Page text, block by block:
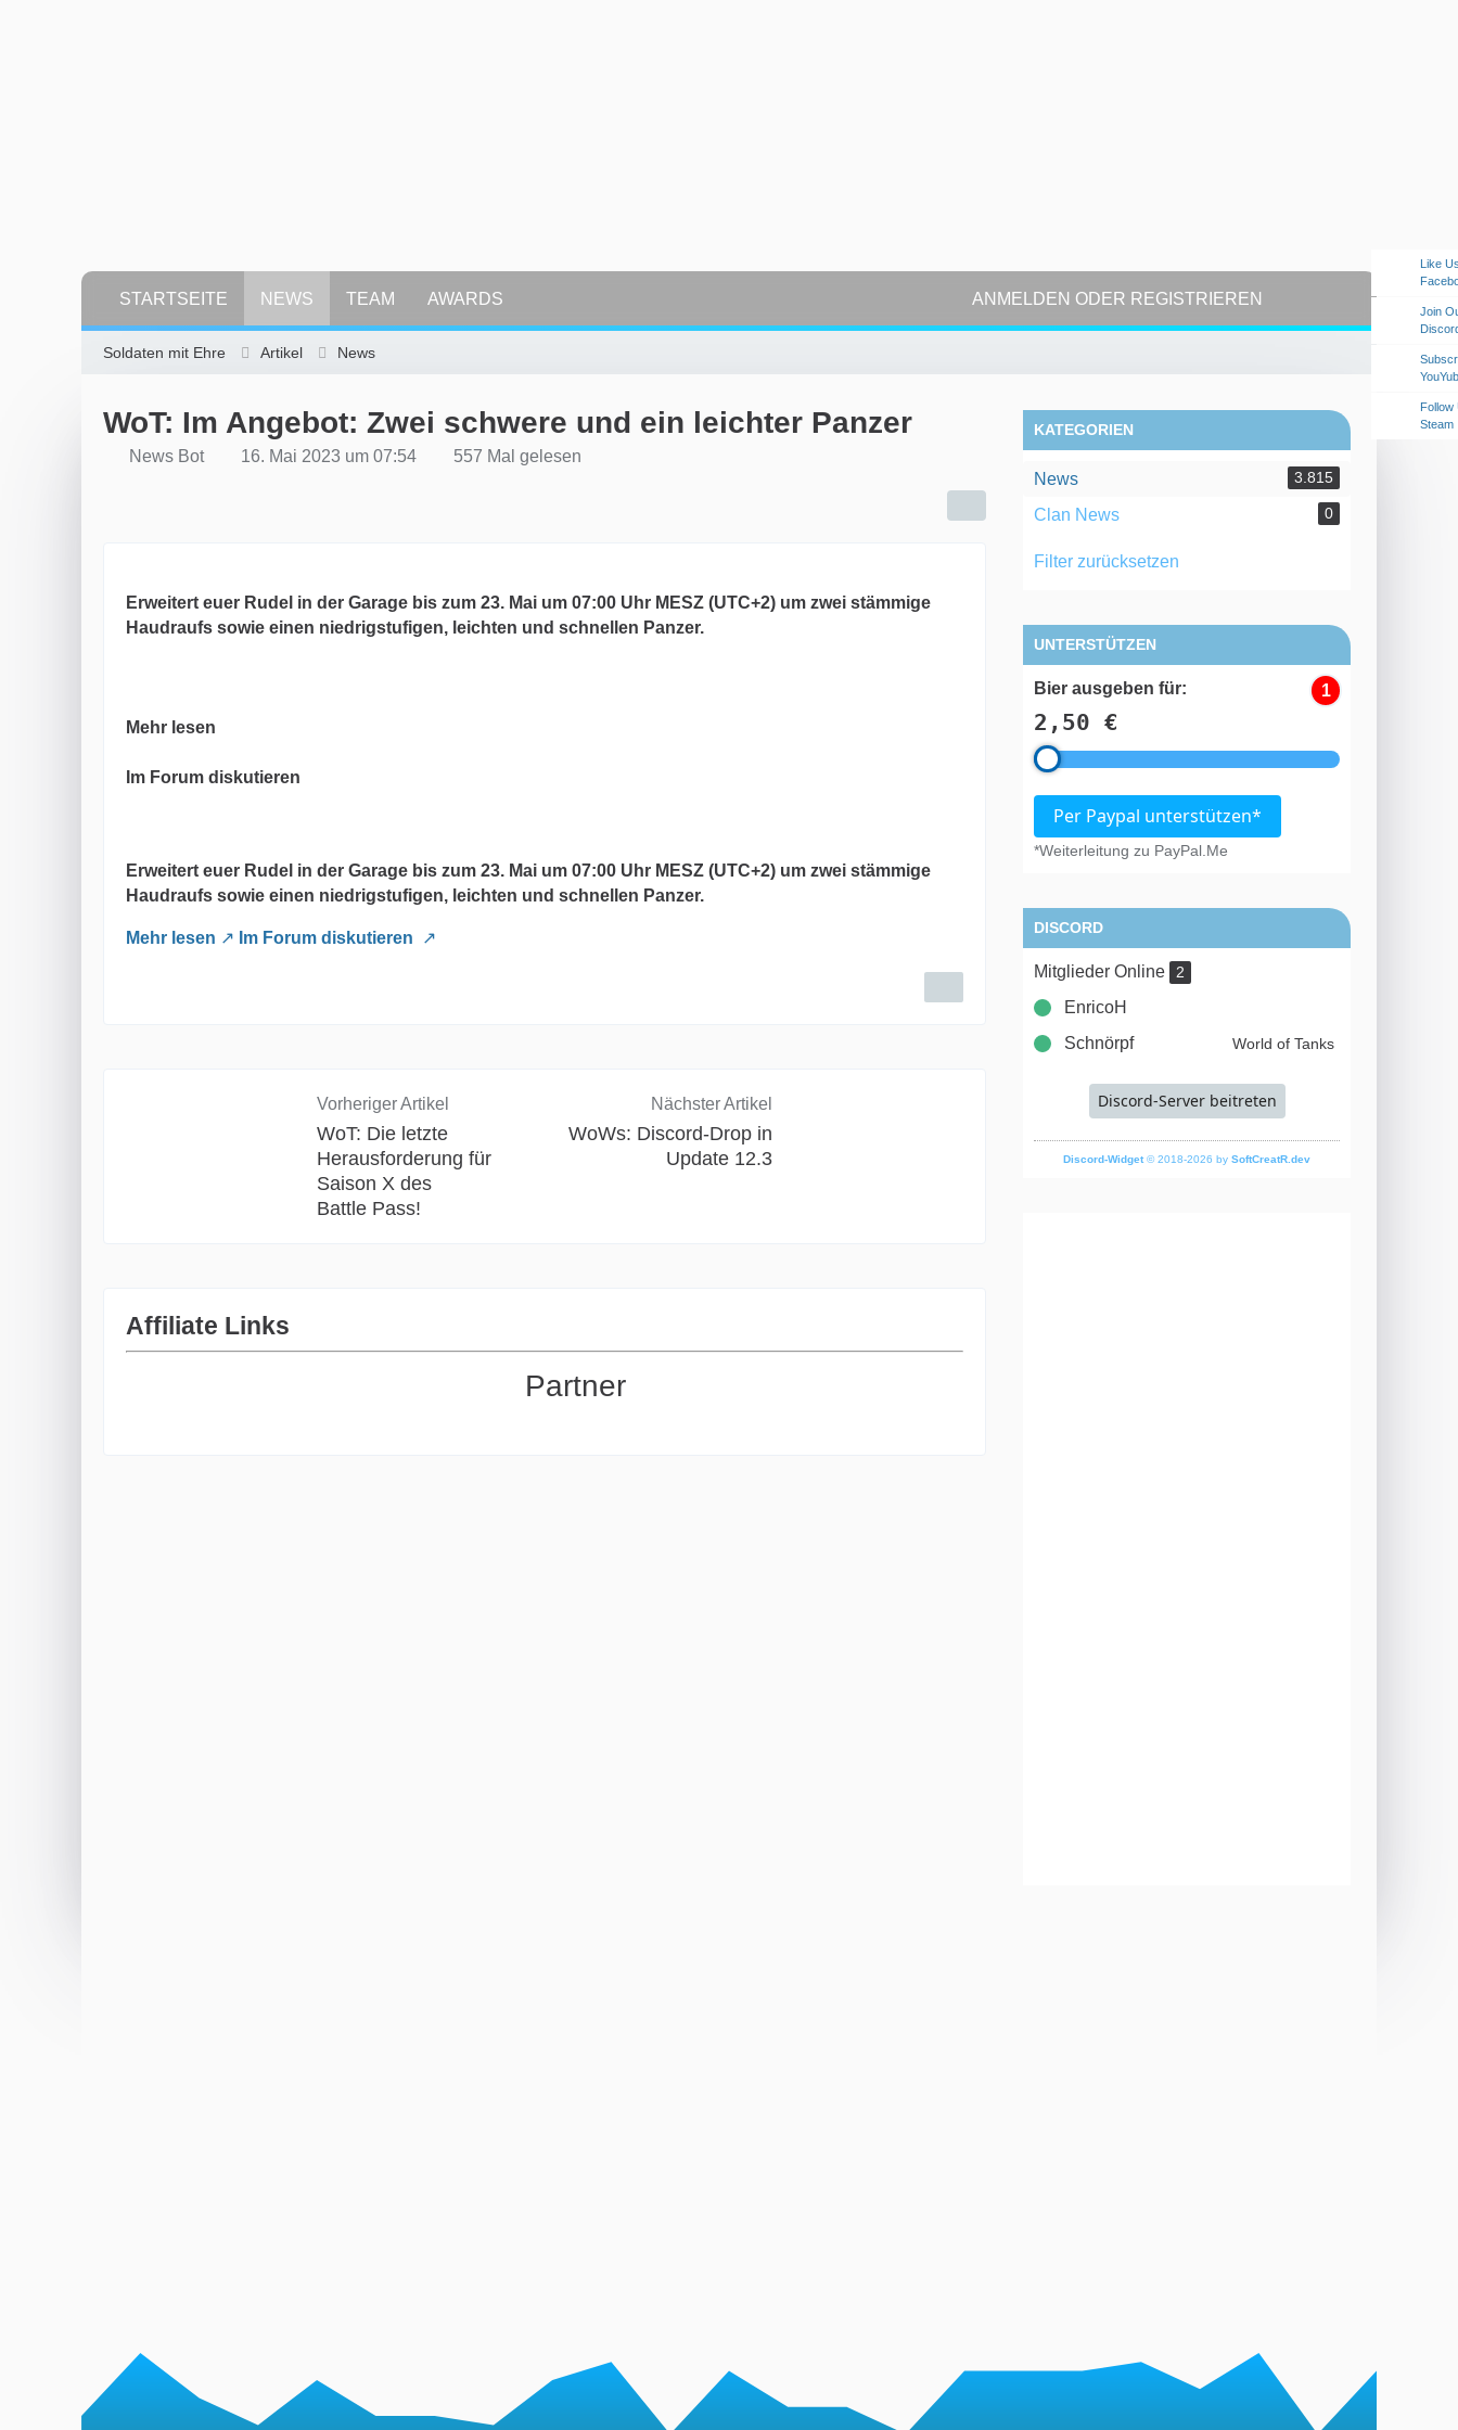
STARTSEITE NEWS TEAM AWARDS ANMELDEN ODER REGISTRIEREN
Soldaten mit Ehre Artikel News
WoT: Im Angebot: Zwei schwere und ein leichter Panzer
News Bot 16. Mai 2023 um 07:54 557 Mal gelesen
Erweitert euer Rudel in der Garage bis zum 23. Mai um 07:00 Uhr MESZ (UTC+2) um zwei stämmige
Haudraufs sowie einen niedrigstufigen, leichten und schnellen Panzer.
Mehr lesen
Im Forum diskutieren
Erweitert euer Rudel in der Garage bis zum 23. Mai um 07:00 Uhr MESZ (UTC+2) um zwei stämmige
Haudraufs sowie einen niedrigstufigen, leichten und schnellen Panzer.
Mehr lesen Im Forum diskutieren
Vorheriger Artikel
WoT: Die letzte
Herausforderung für
Saison X des
Battle Pass!
Nächster Artikel
WoWs: Discord-Drop in
Update 12.3
Affiliate Links
Partner
KATEGORIEN
News 3.815
Clan News 0
Filter zurücksetzen
UNTERSTÜTZEN
Bier ausgeben für:
2,50 €
1
Per Paypal unterstützen*
*Weiterleitung zu PayPal.Me
DISCORD
Mitglieder Online 2
EnricoH
Schnörpf
World of Tanks
Discord-Server beitreten
Discord-Widget© 2018-2026 by SoftCreatR.dev
Like
Join
Follow
Steam